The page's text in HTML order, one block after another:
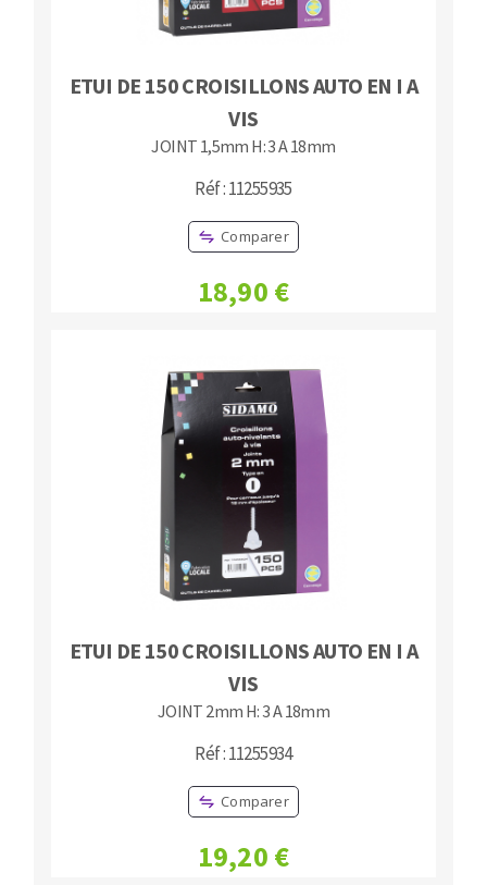
ETUI DE 150 CROISILLONS AUTO EN I A
VIS
JOINT 1,5mm H: 3 A 18mm
Réf : 11255935
Comparer
18,90 €
ETUI DE 150 CROISILLONS AUTO EN I A
VIS
JOINT 2mm H: 3 A 18mm
Réf : 11255934
Comparer
19,20 €